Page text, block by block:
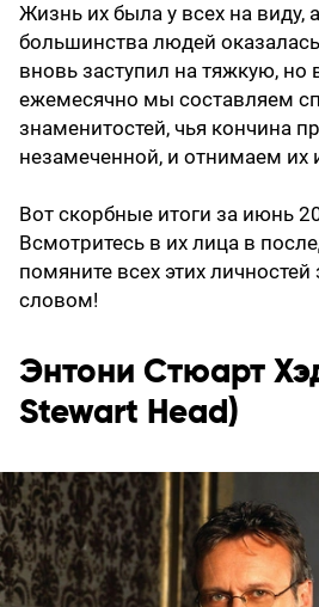
Жизнь их была у всех на виду,
большинства людей
вновь заступил на тяжкую, но
ежемесячно мы составляем
знаменитостей, чья кончина
незамеченной, и отнимаем их
Вот скорбные итоги за июнь
Всмотритесь в их лица в
помяните всех этих
словом!
Энтони Стюарт
Stewart Head)